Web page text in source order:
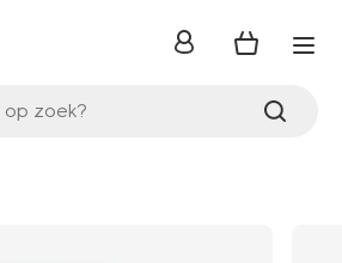
op zoek?
inloggen